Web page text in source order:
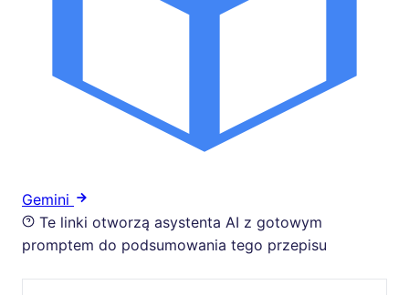
Gemini
Te linki otworzą asystenta AI z gotowym
promptem do podsumowania tego przepisu